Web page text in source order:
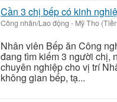
Cần 3 chị bếp có kinh
Công nhân/Lao động - Mỹ Tho
Nhân viên Bếp ăn Công
đang tìm kiếm 3 người chị,
chuyên nghiệp cho vị trí
không gian bếp, tạ...